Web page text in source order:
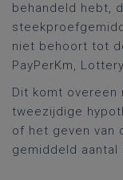
behandeld hebt,
niet behoort tot
PayPerKm,
Dit komt overeen
tweezijdige
of het geven van
gemiddeld